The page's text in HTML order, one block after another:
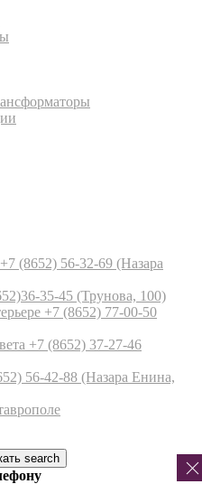
(8652) 56-32-69 (Назара
35-45 (Трунова, 100)
+7 (8652) 77-00-50
+7 (8652) 37-27-46
56-42-88 (Назара Енина,
search